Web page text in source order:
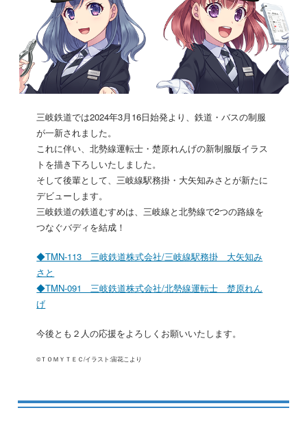
三岐鉄道では2024年3月16日始発より、鉄道・バスの制服
が一新されました。
これに伴い、北勢線運転士・楚原れんげの新制服版イラス
トを描き下ろしいたしました。
そして後輩として、三岐線駅務掛・大矢知みさとが新たに
デビューします。
三岐鉄道の鉄道むすめは、三岐線と北勢線で2つの路線を
つなぐバディを結成！
◆TMN-113 三岐鉄道株式会社/三岐線駅務掛 大矢知み
さと
◆TMN-091 三岐鉄道株式会社/北勢線運転士 楚原れん
げ
今後とも２人の応援をよろしくお願いいたします。
©ＴＯＭＹＴＥＣ/イラスト:宙花こより